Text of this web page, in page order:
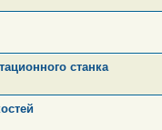
станка